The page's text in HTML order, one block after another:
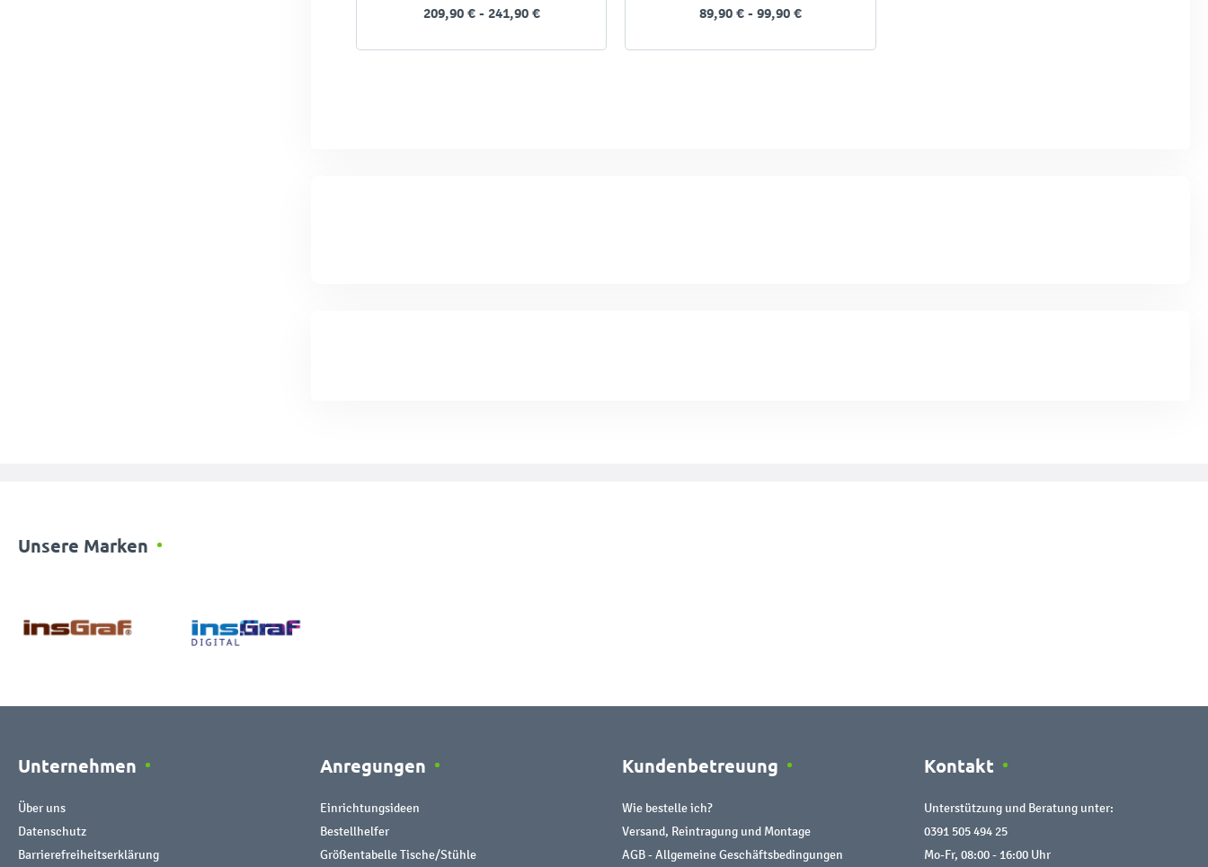
209,90 € - 241,90 € 89,90 € - 99,90 €
Unsere Marken
Unternehmen
Über uns
Datenschutz
Barrierefreiheitserklärung
Anregungen
Einrichtungsideen
Bestellhelfer
Größentabelle Tische/Stühle
Kundenbetreuung
Wie bestelle ich?
Versand, Reintragung und Montage
AGB - Allgemeine Geschäftsbedingungen
Kontakt
Unterstützung und Beratung unter:
0391 505 494 25
Mo-Fr, 08:00 - 16:00 Uhr